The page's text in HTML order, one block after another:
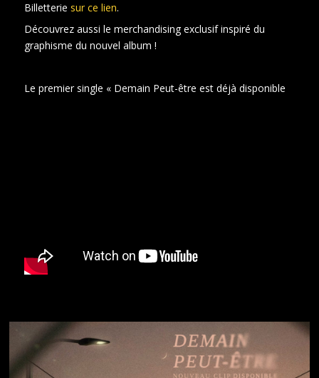
Billetteriesur ce lien.
Découvrez aussi le merchandising exclusif inspiré du
graphisme du nouvel album !
Le premier single « Demain Peut-être est déjà disponible